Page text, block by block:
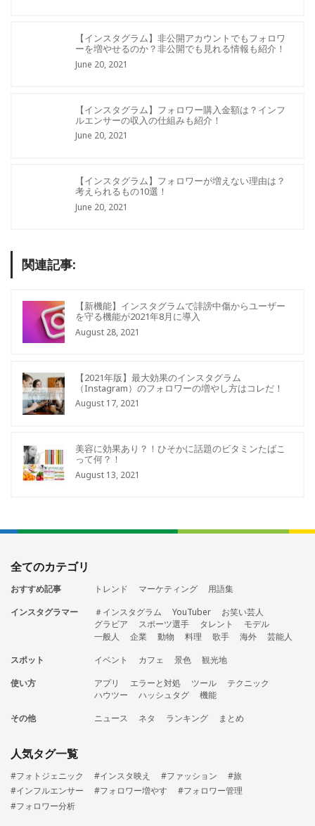
【インスタグラム】非公開アカウントでもフォロワ
ーを増やせるのか？非公開でも見れる情報も紹介！
June 20, 2021
【インスタグラム】フォロワー購入金額は？インフ
ルエンサーの収入の仕組みも紹介！
June 20, 2021
【インスタグラム】フォロワーが増えない理由は？
考えられるもの10選！
June 20, 2021
関連記事:
【新機能】インスタグラムで誹謗中傷からユーザー
を守る機能が2021年8月に導入
August 28, 2021
【2021年版】最大効果のインスタグラム
（Instagram）のフォロワーの増やし方はコレだ！
August 17, 2021
美容に効果あり？！ひそかに話題のビタミンたばこ
って何？！
August 13, 2021
全てのカテゴリ
おすすめ記事 トレンド マーケティング
用語集
インスタグラマー
＃インスタグラム YouTuber
お笑い芸人
グラビア
スポーツ選手 タレント
モデル
一般人
企業 動物 料理 歌手 海外
芸能人
スポット
イベント カフェ 景色
観光地
使い方
アプリ エラーと対処 ツール
テクニック
ハウツー
ハッシュタグ
機能
その他
ニュース ネタ ランキング まとめ
人気タグ一覧
#フォトジェニック #インスタ映え #ファッション
#旅
#インフルエンサー
#フォロワー増やす
#フォロワー管理
#フォロワー分析